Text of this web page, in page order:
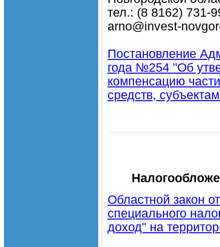
тел.: (8 8162) 731-
arno@invest-
Постановление
года №254 "Об
компенсацию
средств,
Областной закон
специального
доход" на